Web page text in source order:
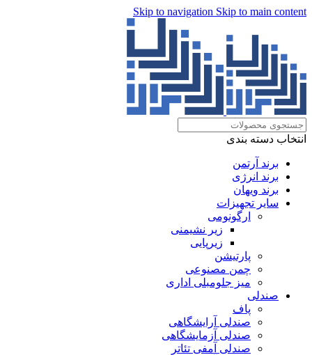
Skip to navigation Skip to main content
انتخاب دسته بندی
برند آرتمن
برند انرژی
برند ویهان
سایر تجهیزات
ارگونومی
زیر نشیمنی
زیرپایی
پارتیشن
چمن مصنوعی
میز جلومبلی اداری
صندلی
پاف
صندلی آرایشگاهی
صندلی آزمایشگاهی
صندلی آمفی تئاتر